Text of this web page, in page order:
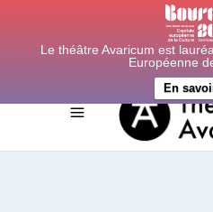
Le théâtre Avaricum est
Européenne
En